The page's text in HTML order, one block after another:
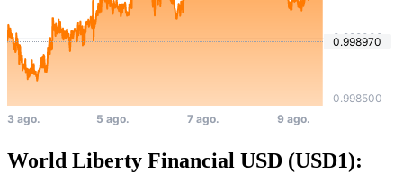
World Liberty Financial USD (USD1):